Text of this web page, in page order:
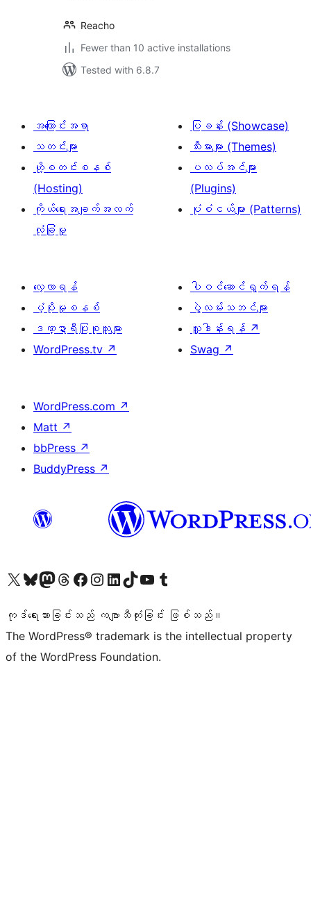
Reacho
Fewer than 10 active installations
Tested with 6.8.7
အကြောင်းအရာ
သတင်းများ
ဟို့စတင်းစနစ်
(Hosting)
ကိုယ်ရေးအချက်အလက်
လုံခြုံမှု
ပြခန်း (Showcase)
သီးမားများ (Themes)
ပလပ်အင်များ
(Plugins)
ပုံစံငယ်များ (Patterns)
လေ့လာရန်
ပံ့ပိုးမှုစနစ်
ဒဏ္ဍာရီပြုစုသူများ
WordPress.tv ↗
ပါဝင်ဆောင်ရွက်ရန်
ပွဲလမ်းသဘင်များ
လှူဒါန်းရန် ↗
Swag ↗
WordPress.com ↗
Matt ↗
bbPress ↗
BuddyPress ↗
ကျွန်ုပ်တို့၏ X (ယခင် Twitter) အကောင့်သို့ သွားရောက်ကြည့်ရှုပါကျွန်ုပ်တို့၏ Bluesky အကောင့်သို့ ဝင်ရောက်ကြည့်ရှုရန်
ကျွန်ုပ်တို့၏ Mastodon အကောင့်သို့ သွားရောက်ကြည့်ရှုပါကျွန်ုပ်တို့၏ Threads အကောင့်သို့ ဝင်ရောက်ကြည့်ရှုရန်
ကျွန်ုပ်တို့၏ Facebook စာမျက်နှာသို့ သွားရောက်ကြည့်ရှုပါကျွန်ုပ်တို့၏ Instagram အကောင့်သို့ သွားရောက်ကြည့်ရှုပါ ကျွန်ုပ်တို့၏ LinkedIn အကောင့်သို့ သွားရောက်ကြည့်ရှုပါကျွန်ုပ်တို့၏ TikTok အကောင့်သို့ ဝင်ရောက်ကြည့်ရှုရန်
ကျွန်ုပ်တို့၏ YouTube ချန်နယ်သို့ သွားရောက်ကြည့်ရှုပါ ကျွန်ုပ်တို့၏ Tumblr အကောင့်သို့ ဝင်ရောက်ကြည့်ရှုရန်
ကုဒ်ရေးသားခြင်းသည် ကဗျာသီကုံးခြင်း ဖြစ်သည်။
The WordPress® trademark is the intellectual property
of the WordPress Foundation.